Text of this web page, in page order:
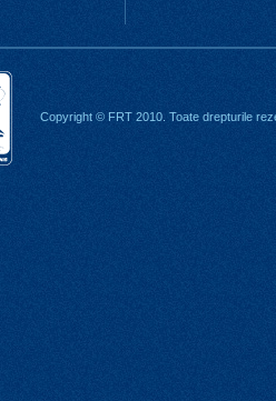
Copyright © FRT 2010. Toate drepturile